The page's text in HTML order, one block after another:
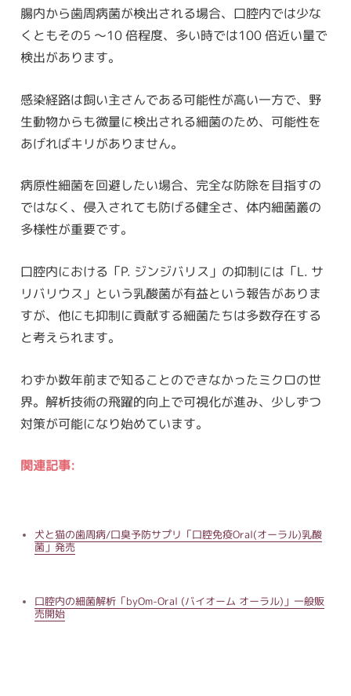
腸内から歯周病菌が検出される場合、口腔内では少な
くともその5 〜10 倍程度、多い時では100 倍近い量で
検出があります。
感染経路は飼い主さんである可能性が高い一方で、野
生動物からも微量に検出される細菌のため、可能性を
あげればキリがありません。
病原性細菌を回避したい場合、完全な防除を目指すの
ではなく、侵入されても防げる健全さ、体内細菌叢の
多様性が重要です。
口腔内における「P. ジンジバリス」の抑制には「L. サ
リバリウス」という乳酸菌が有益という報告がありま
すが、他にも抑制に貢献する細菌たちは多数存在する
と考えられます。
わずか数年前まで知ることのできなかったミクロの世
界。解析技術の飛躍的向上で可視化が進み、少しずつ
対策が可能になり始めています。
関連記事:
犬と猫の歯周病/口臭予防サプリ「口腔免疫Oral(オーラル)乳酸
菌」発売
口腔内の細菌解析「byOm-Oral (バイオーム オーラル)」一般販
売開始